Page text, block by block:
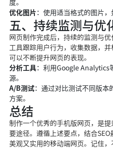
度。
优化图片：使用适当格式的图片，
五、持续监测与优
网页制作完成后，持续的监测与
工具跟踪用户行为，收集数据，并
可以不断提升网页的表现。
分析工具：利用Google Analytics
源。
A/B测试：通过对比测试不同版本
方案。
总结
制作一个优秀的手机版网页，是
要途径。遵循上述要点，结合
美观又实用的移动端网页。记住